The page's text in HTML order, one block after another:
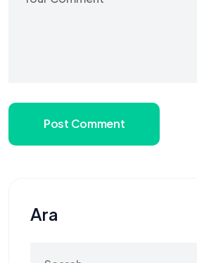
Post Comment
Ara